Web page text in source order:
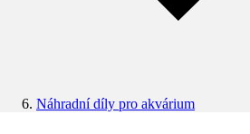
Náhradní díly pro akvárium